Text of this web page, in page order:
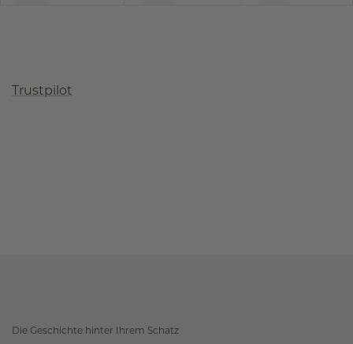
Trustpilot
Die Geschichte hinter Ihrem Schatz